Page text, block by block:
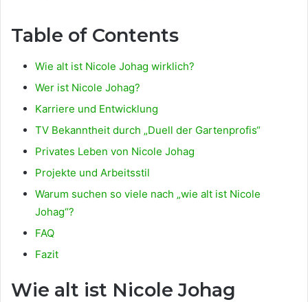
Table of Contents
Wie alt ist Nicole Johag wirklich?
Wer ist Nicole Johag?
Karriere und Entwicklung
TV Bekanntheit durch „Duell der Gartenprofis“
Privates Leben von Nicole Johag
Projekte und Arbeitsstil
Warum suchen so viele nach „wie alt ist Nicole
Johag“?
FAQ
Fazit
Wie alt ist Nicole Johag